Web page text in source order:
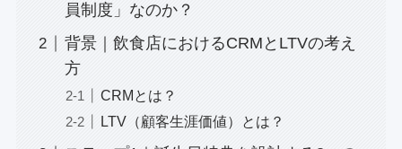
員制度」なのか？
背景｜飲食店におけるCRMとLTVの考え
方
CRMとは？
LTV（顧客生涯価値）とは？